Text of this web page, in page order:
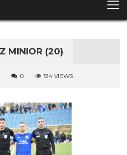
MINIOR (20)
0 514 VIEWS